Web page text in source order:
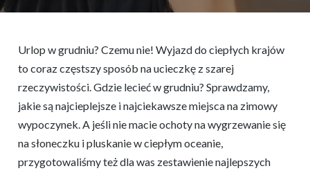
Urlop w grudniu? Czemu nie! Wyjazd do ciepłych krajów
to coraz częstszy sposób na ucieczkę z szarej
rzeczywistości. Gdzie lecieć w grudniu? Sprawdzamy,
jakie są najcieplejsze i najciekawsze miejsca na zimowy
wypoczynek. A jeśli nie macie ochoty na wygrzewanie się
na słoneczku i pluskanie w ciepłym oceanie,
przygotowaliśmy też dla was zestawienie najlepszych